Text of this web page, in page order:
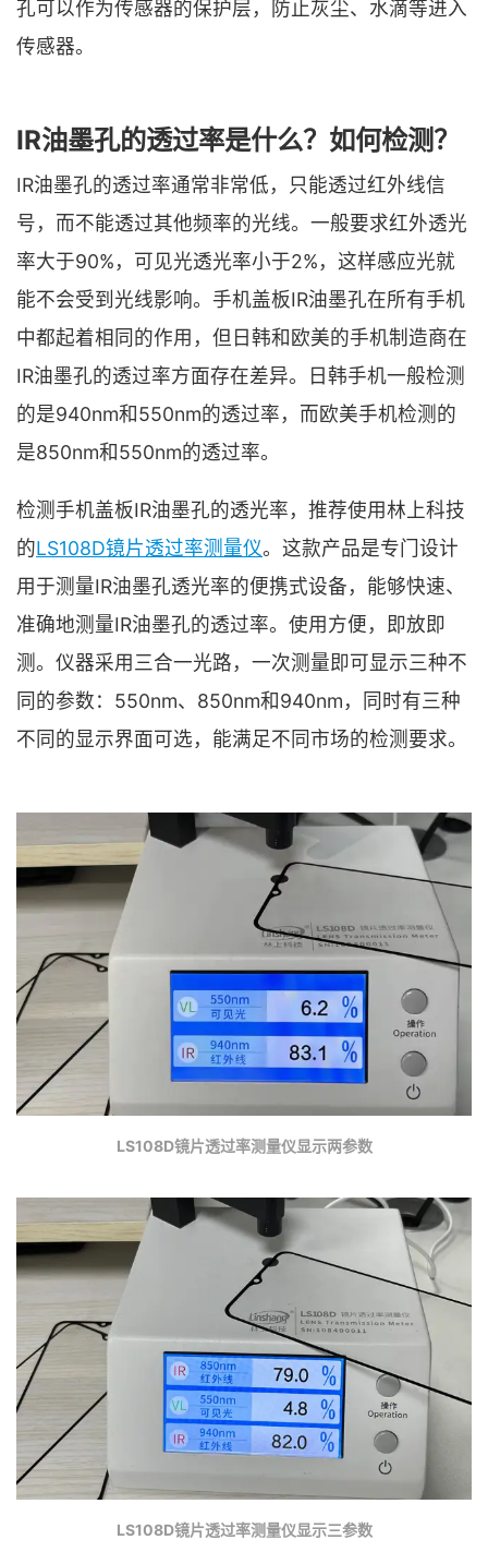
孔可以作为传感器的保护层，防止灰尘、水滴等进入
传感器。
IR油墨孔的透过率是什么？如何检测？
IR油墨孔的透过率通常非常低，只能透过红外线信
号，而不能透过其他频率的光线。一般要求红外透光
率大于90%，可见光透光率小于2%，这样感应光就
能不会受到光线影响。手机盖板IR油墨孔在所有手机
中都起着相同的作用，但日韩和欧美的手机制造商在
IR油墨孔的透过率方面存在差异。日韩手机一般检测
的是940nm和550nm的透过率，而欧美手机检测的
是850nm和550nm的透过率。
检测手机盖板IR油墨孔的透光率，推荐使用林上科技
的LS108D镜片透过率测量仪。这款产品是专门设计
用于测量IR油墨孔透光率的便携式设备，能够快速、
准确地测量IR油墨孔的透过率。使用方便，即放即
测。仪器采用三合一光路，一次测量即可显示三种不
同的参数：550nm、850nm和940nm，同时有三种
不同的显示界面可选，能满足不同市场的检测要求。
LS108D镜片透过率测量仪显示两参数
LS108D镜片透过率测量仪显示三参数